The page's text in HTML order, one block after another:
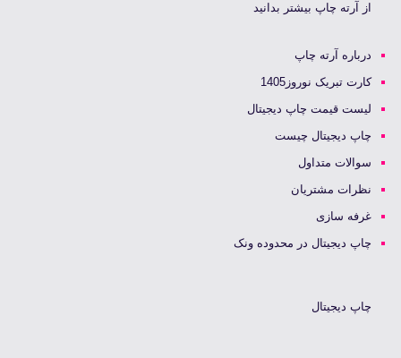
از آرته چاپ بیشتر بدانید
درباره آرته چاپ
کارت تبریک نوروز1405
لیست قیمت چاپ دیجیتال
چاپ دیجیتال چیست
سوالات متداول
نظرات مشتریان
غرفه سازی
چاپ دیجیتال در محدوده ونک
چاپ دیجیتال